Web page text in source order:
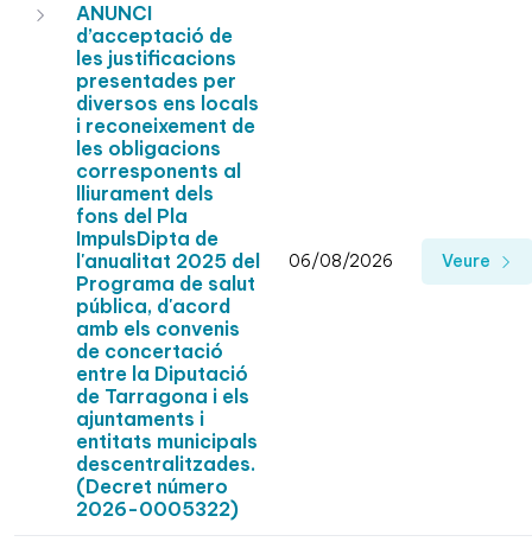
ANUNCI
d’acceptació de
les justificacions
presentades per
diversos ens locals
i reconeixement de
les obligacions
corresponents al
lliurament dels
fons del Pla
ImpulsDipta de
l'anualitat 2025 del
Programa de salut
pública, d'acord
amb els convenis
de concertació
entre la Diputació
de Tarragona i els
ajuntaments i
entitats municipals
descentralitzades.
(Decret número
2026-0005322)
06/08/2026 Veure